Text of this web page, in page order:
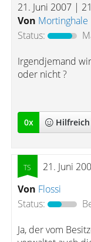
21. Juni 2007 |
Von Mortinghale
Status:
Irgendjemand
oder nicht ?
0x Hilfreich
21. Juni
Von Flossi
Status:
Ja, der vom